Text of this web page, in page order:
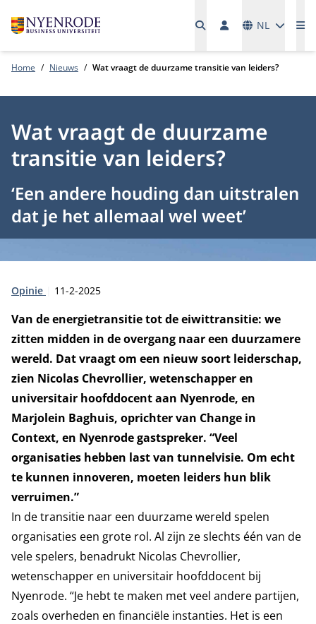
NL
Home Nieuws Wat vraagt de duurzame transitie van leiders?
Wat vraagt de duurzame
transitie van leiders?
‘Een andere houding dan uitstralen
dat je het allemaal wel weet’
Type:
Opinie Publicatiedatum:
11-2-2025
Van de energietransitie tot de eiwittransitie: we
zitten midden in de overgang naar een duurzamere
wereld. Dat vraagt om een nieuw soort leiderschap,
zien Nicolas Chevrollier, wetenschapper en
universitair hoofddocent aan Nyenrode, en
Marjolein Baghuis, oprichter van Change in
Context, en Nyenrode gastspreker. “Veel
organisaties hebben last van tunnelvisie. Om echt
te kunnen innoveren, moeten leiders hun blik
verruimen.”
In de transitie naar een duurzame wereld spelen
organisaties een grote rol. Al zijn ze slechts één van de
vele spelers, benadrukt Nicolas Chevrollier,
wetenschapper en universitair hoofddocent bij
Nyenrode. “Je hebt te maken met veel andere partijen,
zoals overheden en financiële instanties. Het is een